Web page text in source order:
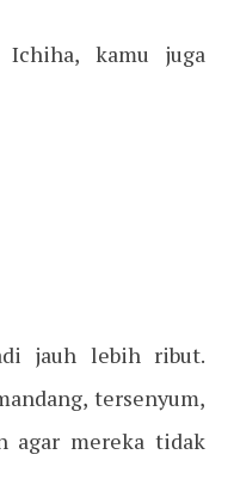
Ichiha, kamu juga
jauh lebih ribut.
tersenyum,
agar mereka tidak